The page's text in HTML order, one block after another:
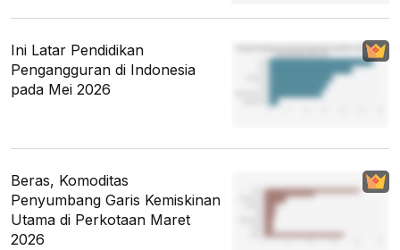
Ini Latar Pendidikan
Pengangguran di Indonesia
pada Mei 2026
Beras, Komoditas
Penyumbang Garis Kemiskinan
Utama di Perkotaan Maret
2026